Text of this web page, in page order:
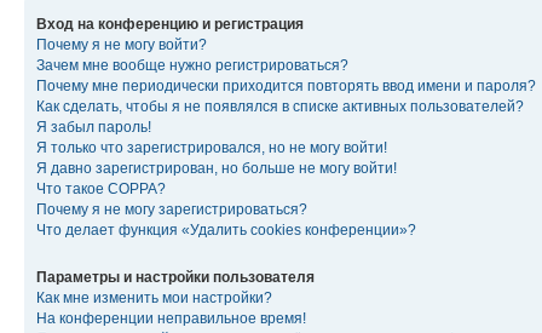
Вход на конференцию и регистрация
Почему я не могу войти?
Зачем мне вообще нужно регистрироваться?
Почему мне периодически приходится повторять ввод имени и пароля?
Как сделать, чтобы я не появлялся в списке активных пользователей?
Я забыл пароль!
Я только что зарегистрировался, но не могу войти!
Я давно зарегистрирован, но больше не могу войти!
Что такое COPPA?
Почему я не могу зарегистрироваться?
Что делает функция «Удалить cookies конференции»?
Параметры и настройки пользователя
Как мне изменить мои настройки?
На конференции неправильное время!